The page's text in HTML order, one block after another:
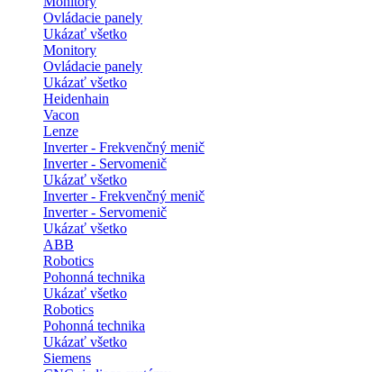
Ovládacie panely
Ukázať všetko
Monitory
Ovládacie panely
Ukázať všetko
Heidenhain
Vacon
Lenze
Inverter - Frekvenčný menič
Inverter - Servomenič
Ukázať všetko
Inverter - Frekvenčný menič
Inverter - Servomenič
Ukázať všetko
ABB
Robotics
Pohonná technika
Ukázať všetko
Robotics
Pohonná technika
Ukázať všetko
Siemens